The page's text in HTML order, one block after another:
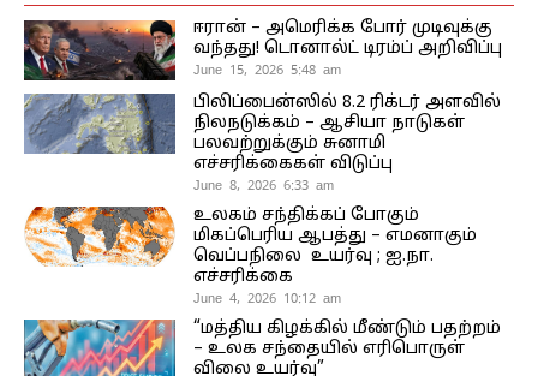
ஈரான் – அமெரிக்க போர் முடிவுக்கு
வந்தது! டொனால்ட் டிரம்ப் அறிவிப்பு
June 15, 2026 5:48 am
பிலிப்பைன்ஸில் 8.2 ரிக்டர் அளவில்
நிலநடுக்கம் – ஆசியா நாடுகள்
பலவற்றுக்கும் சுனாமி
எச்சரிக்கைகள் விடுப்பு
June 8, 2026 6:33 am
உலகம் சந்திக்கப் போகும்
மிகப்பெரிய ஆபத்து – எமனாகும்
வெப்பநிலை உயர்வு ; ஐ.நா.
எச்சரிக்கை
June 4, 2026 10:12 am
“மத்திய கிழக்கில் மீண்டும் பதற்றம்
– உலக சந்தையில் எரிபொருள்
விலை உயர்வு”